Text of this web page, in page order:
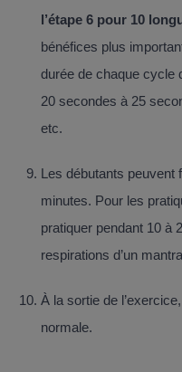
l’étape 6 pour 10
bénéfices plus
durée de chaque cycle
20 secondes à 25
etc.
Les débutants peuvent
minutes. Pour les
pratiquer pendant 10 à
respirations d’un
À la sortie de
normale.